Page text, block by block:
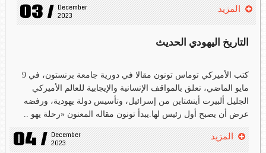
03 / December
2023
المزيد
التاريخ اليهودي الحديث
كتب الأميركي توماس تونون مقالا في دورية جامعة برنستون، في 9
مايو الماضي، تعلق بالمواقف الإنسانية والإيجابية للعالم الأميركي
الجليل ألبيرت أينشتاين من إسرائيل، وتأسيس دولة يهودية، ورفضه
عرض أن يصبح أول رئيس لها.يبدأ تونون مقاله المعنون «رحلة يهو ..
04 / December
2023
المزيد